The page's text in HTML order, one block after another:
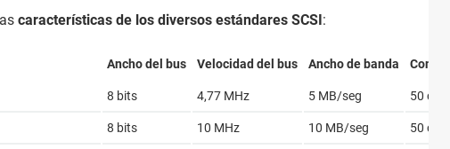
características de los diversos estándares SCSI:
Ancho del bus Velocidad del bus Ancho de banda
8 bits 4,77 MHz 5 MB/seg 50
8 bits 10 MHz 10 MB/seg 50